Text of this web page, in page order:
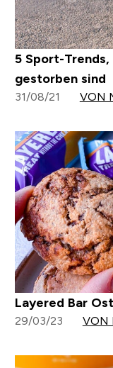
5 Sport-
gestorben sind
31/08/21 VON
Layered Bar
29/03/23 VON